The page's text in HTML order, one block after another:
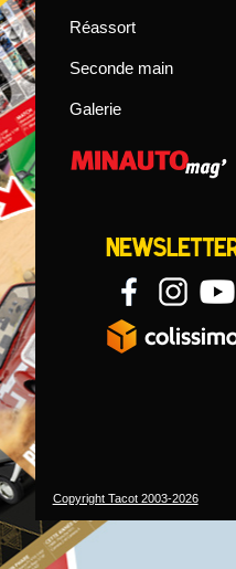
Réassort
Seconde main
Galerie
Copyright Tacot 2003-2026